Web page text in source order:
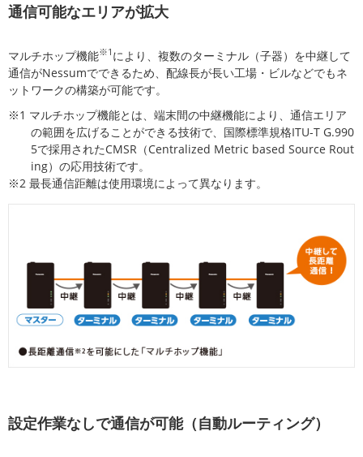
通信可能なエリアが拡大
マルチホップ機能※1 により、複数のターミナル（子器）を中継して
通信がNessumでできるため、配線長が長い工場・ビルなどでもネ
ットワークの構築が可能です。
※1 マルチホップ機能とは、端末間の中継機能により、通信エリア
の範囲を広げることができる技術で、国際標準規格ITU-T G.990
5で採用されたCMSR（Centralized Metric based Source Rout
ing）の応用技術です。
※2 最長通信距離は使用環境によって異なります。
設定作業なしで通信が可能（自動ルーティング）